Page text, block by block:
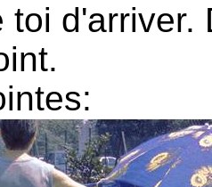
toi